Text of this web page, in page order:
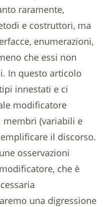
raramente,
e costruttori, ma
enumerazioni,
che essi non
In questo articolo
innestati e ci
modificatore
(variabili e
il discorso.
osservazioni
che è
una digressione